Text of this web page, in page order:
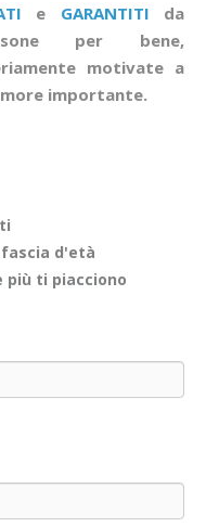
e GARANTITI da
per bene,
motivate a
importante.
d'età
più ti piacciono